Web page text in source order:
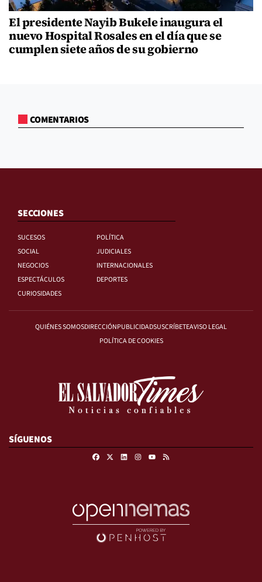
El presidente Nayib Bukele inaugura el
nuevo Hospital Rosales en el día que se
cumplen siete años de su gobierno
COMENTARIOS
SECCIONES
SUCESOS
POLÍTICA
SOCIAL
JUDICIALES
NEGOCIOS
INTERNACIONALES
ESPECTÁCULOS
DEPORTES
CURIOSIDADES
QUIÉNES SOMOSDIRECCIÓNPUBLICIDADSUSCRÍBETEAVISO LEGAL
POLÍTICA DE COOKIES
SÍGUENOS
FacebookLinkedinInstagramRSS